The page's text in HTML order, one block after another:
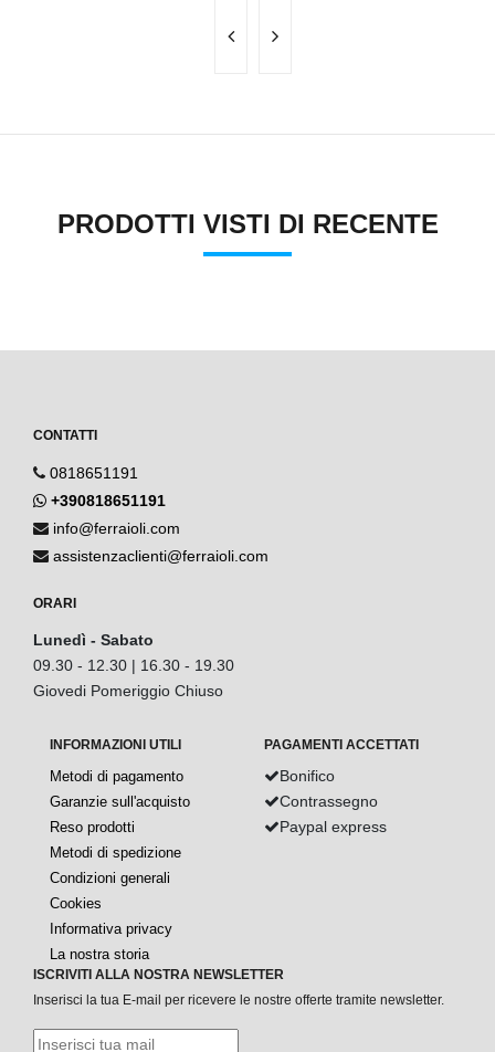
PRODOTTI VISTI DI RECENTE
CONTATTI
0818651191
+390818651191
info@ferraioli.com
assistenzaclienti@ferraioli.com
ORARI
Lunedì - Sabato
09.30 - 12.30 | 16.30 - 19.30
Giovedi Pomeriggio Chiuso
INFORMAZIONI UTILI
Metodi di pagamento
Garanzie sull'acquisto
Reso prodotti
Metodi di spedizione
Condizioni generali
Cookies
Informativa privacy
La nostra storia
PAGAMENTI ACCETTATI
Bonifico
Contrassegno
Paypal express
ISCRIVITI ALLA NOSTRA NEWSLETTER
Inserisci la tua E-mail per ricevere le nostre offerte tramite newsletter.